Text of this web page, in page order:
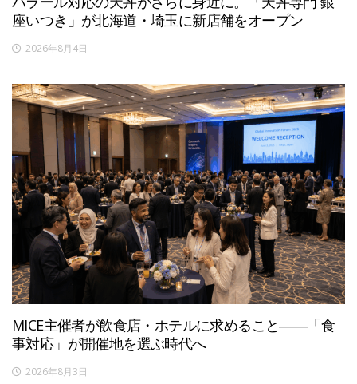
座いつき」が北海道・埼玉に新店舗をオープン
2026年8月4日
MICE主催者が飲食店・ホテルに求めること――「食
事対応」が開催地を選ぶ時代へ
2026年8月3日